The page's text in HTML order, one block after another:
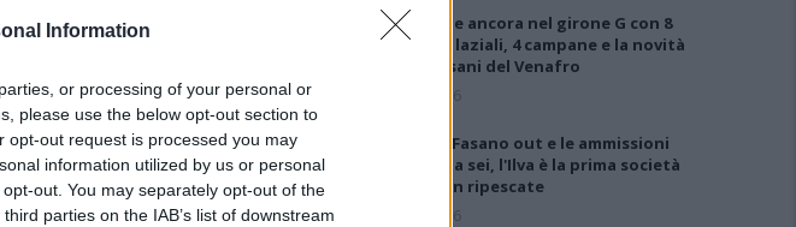
Information
or processing of your personal or
please use the below opt-out section to
opt-out request is processed you may
information utilized by us or personal
out. You may separately opt-out of the
parties on the IAB’s list of downstream
Le 5 sarde ancora nel girone G con 8
squadre laziali, 4 campane e la novità
dei molisani del Venafro
6 Ago 2026
Anche il Fasano out e le ammissioni
salgono a sei, l'Ilva è la prima società
tra le non ripescate
5 Ago 2026